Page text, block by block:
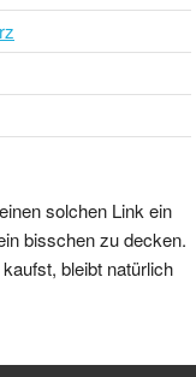
solchen Link ein
bisschen zu decken.
bleibt natürlich